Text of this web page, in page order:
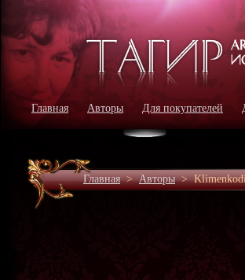
Главная Авторы Для покупателей
Главная>Авторы>